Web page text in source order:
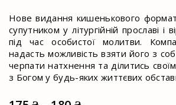
Нове видання кишенькового
супутником у літургійній прославі і
під час особистої молитви.
надасть можливість взяти його з
черпати натхнення та ділитись
з Богом у будь-яких життєвих